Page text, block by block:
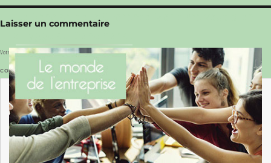
Laisser un commentaire
Votre adresse e-mail ne sera pas publiée.Les champs obligatoires sont indiqués avec
COMMENTAIRE*
Le Benaise de la Charente-Maritime vaut bien